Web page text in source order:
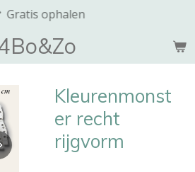
Gratis ophalen
Kleurenmonst
er recht
rijgvorm